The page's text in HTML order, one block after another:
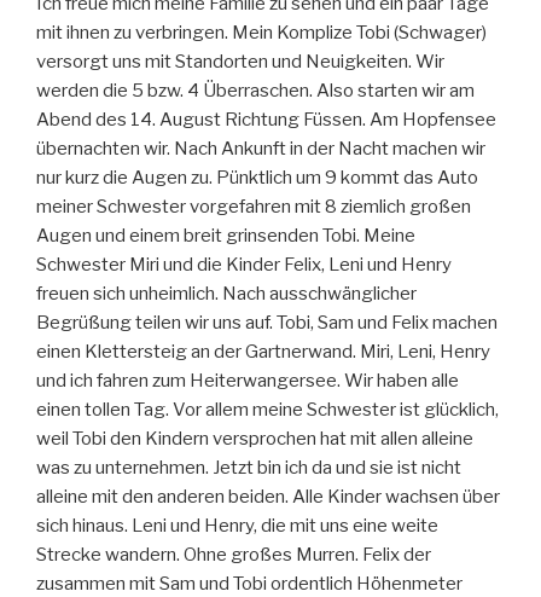
mit ihnen zu verbringen. Mein Komplize Tobi (Schwager)
versorgt uns mit Standorten und Neuigkeiten. Wir
werden die 5 bzw. 4 Überraschen. Also starten wir am
Abend des 14. August Richtung Füssen. Am Hopfensee
übernachten wir. Nach Ankunft in der Nacht machen wir
nur kurz die Augen zu. Pünktlich um 9 kommt das Auto
meiner Schwester vorgefahren mit 8 ziemlich großen
Augen und einem breit grinsenden Tobi. Meine
Schwester Miri und die Kinder Felix, Leni und Henry
freuen sich unheimlich. Nach ausschwänglicher
Begrüßung teilen wir uns auf. Tobi, Sam und Felix machen
einen Klettersteig an der Gartnerwand. Miri, Leni, Henry
und ich fahren zum Heiterwangersee. Wir haben alle
einen tollen Tag. Vor allem meine Schwester ist glücklich,
weil Tobi den Kindern versprochen hat mit allen alleine
was zu unternehmen. Jetzt bin ich da und sie ist nicht
alleine mit den anderen beiden. Alle Kinder wachsen über
sich hinaus. Leni und Henry, die mit uns eine weite
Strecke wandern. Ohne großes Murren. Felix der
zusammen mit Sam und Tobi ordentlich Höhenmeter